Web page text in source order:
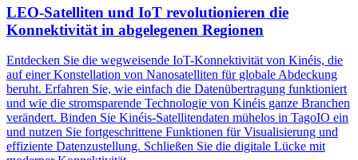
LEO-Satelliten und IoT revolutionieren die
Konnektivität in abgelegenen Regionen
Entdecken Sie die wegweisende IoT-Konnektivität von Kinéis, die
auf einer Konstellation von Nanosatelliten für globale Abdeckung
beruht. Erfahren Sie, wie einfach die Datenübertragung funktioniert
und wie die stromsparende Technologie von Kinéis ganze Branchen
verändert. Binden Sie Kinéis-Satellitendaten mühelos in TagoIO ein
und nutzen Sie fortgeschrittene Funktionen für Visualisierung und
effiziente Datenzustellung. Schließen Sie die digitale Lücke mit